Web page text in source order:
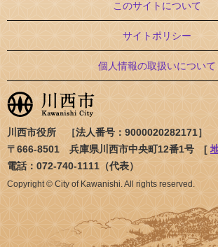
このサイトについて
サイトポリシー
個人情報の取扱いについて
川西市役所 ［法人番号：9000020282171］
〒666-8501 兵庫県川西市中央町12番1号 [
電話：072-740-1111（代表）
Copyright © City of Kawanishi. All rights reserved.